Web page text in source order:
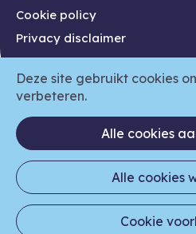
Cookie policy
Privacy disclaimer
Deze site gebruikt cookies
verbeteren.
Cookie
Alle cookies
Alle cookies
Een realisatie van het Steunpunt
(SIHO), in opdracht van de
Alle rechten voorbehouden aan
experten.